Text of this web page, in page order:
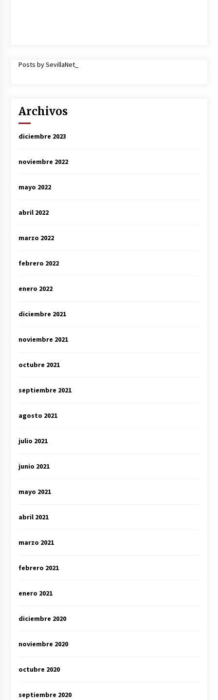
Posts by SevillaNet_
Archivos
diciembre 2023
noviembre 2022
mayo 2022
abril 2022
marzo 2022
febrero 2022
enero 2022
diciembre 2021
noviembre 2021
octubre 2021
septiembre 2021
agosto 2021
julio 2021
junio 2021
mayo 2021
abril 2021
marzo 2021
febrero 2021
enero 2021
diciembre 2020
noviembre 2020
octubre 2020
septiembre 2020